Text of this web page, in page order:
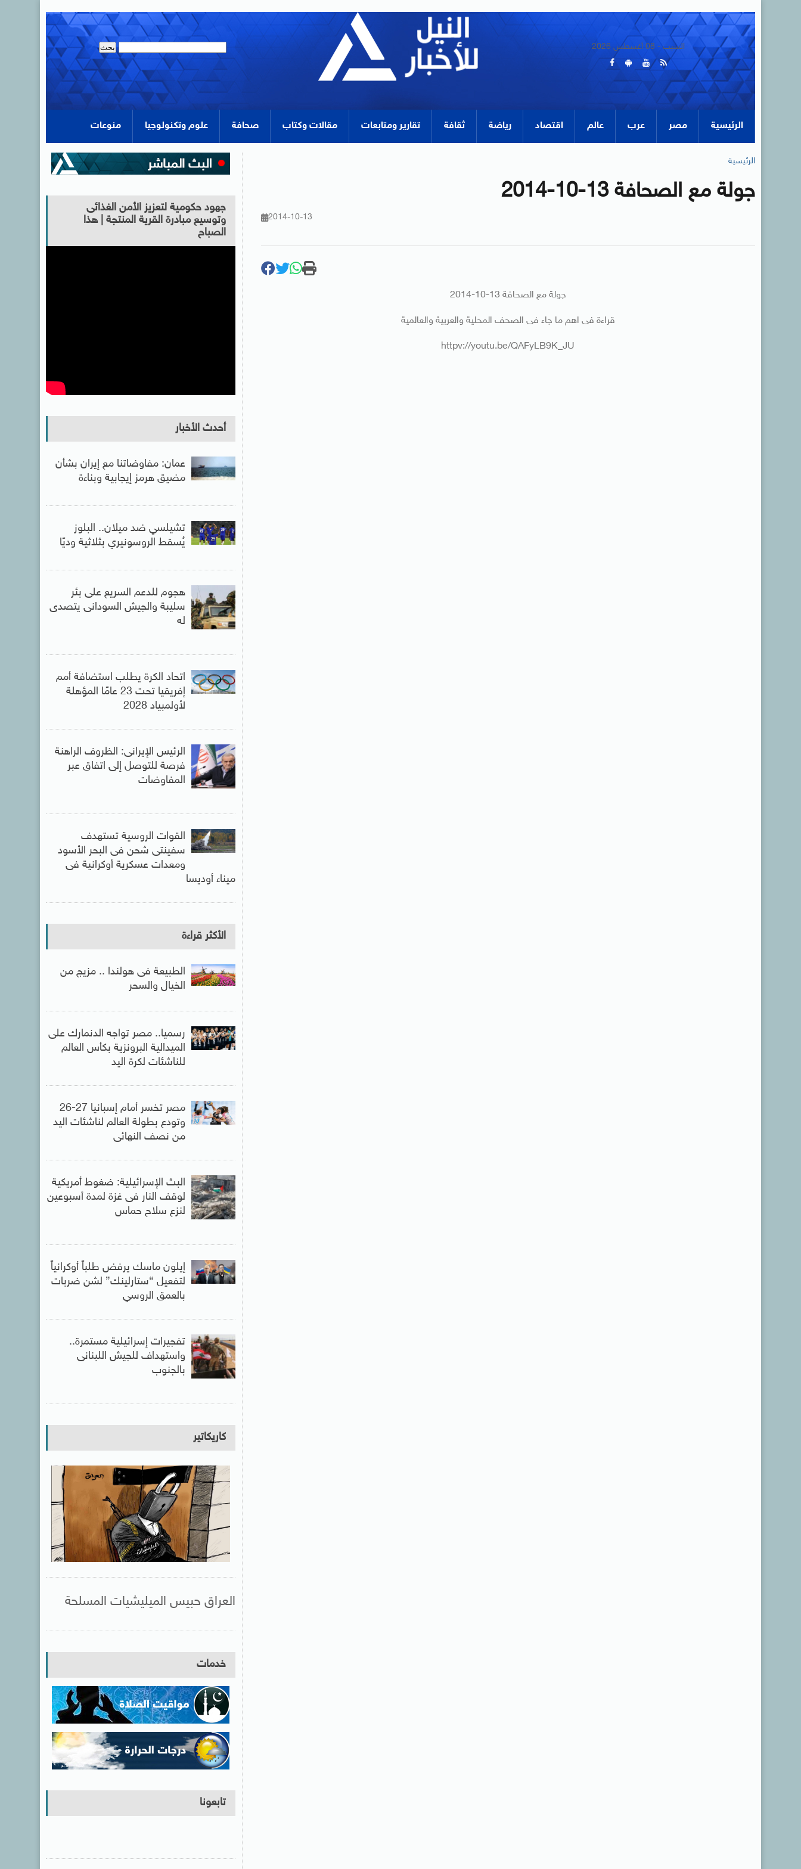
السبت - 08 أغسطس 2026
الرئيسية مصر عرب عالم اقتصاد رياضة ثقافة تقارير ومتابعات مقالات وكتاب صحافة علوم وتكنولوجيا منوعات
الرئيسية
جولة مع الصحافة 13-10-2014
2014-10-13
جولة مع الصحافة 13-10-2014
قراءة فى اهم ما جاء فى الصحف المحلية والعربية والعالمية
httpv://youtu.be/QAFyLB9K_JU
جهود حكومية لتعزيز الأمن الغذائى
وتوسيع مبادرة القرية المنتجة | هذا
الصباح
أحدث الأخبار
عمان: مفاوضاتنا مع إيران بشأن
مضيق هرمز إيجابية وبناءة
تشيلسي ضد ميلان.. البلوز
يُسقط الروسونيري بثلاثية وديًا
هجوم للدعم السريع على بئر
سليبة والجيش السودانى يتصدى
له
اتحاد الكرة يطلب استضافة أمم
إفريقيا تحت 23 عامًا المؤهلة
لأولمبياد 2028
الرئيس الإيرانى: الظروف الراهنة
فرصة للتوصل إلى اتفاق عبر
المفاوضات
القوات الروسية تستهدف
سفينتى شحن فى البحر الأسود
ومعدات عسكرية أوكرانية فى
ميناء أوديسا
الأكثر قراءة
الطبيعة فى هولندا .. مزيج من
الخيال والسحر
رسميا.. مصر تواجه الدنمارك على
الميدالية البرونزية بكأس العالم
للناشئات لكرة اليد
مصر تخسر أمام إسبانيا 27-26
وتودع بطولة العالم لناشئات اليد
من نصف النهائى
البث الإسرائيلية: ضغوط أمريكية
لوقف النار فى غزة لمدة أسبوعين
لنزع سلاح حماس
إيلون ماسك يرفض طلباً أوكرانياً
لتفعيل “ستارلينك” لشن ضربات
بالعمق الروسي
تفجيرات إسرائيلية مستمرة..
واستهداف للجيش اللبنانى
بالجنوب
كاريكاتير
العراق حبيس الميليشيات المسلحة
خدمات
تابعونا